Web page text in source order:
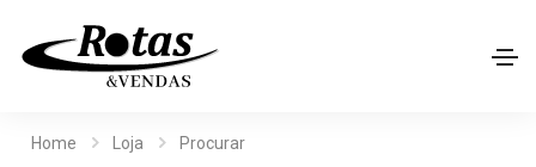
Home Loja Procurar